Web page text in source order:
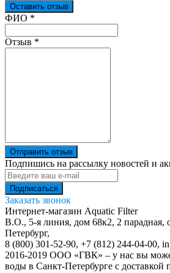
Оставить отзыв
Ваш отзыв был отправлен!
ФИО *
Отзыв *
Отправить отзыв
Подпишись на рассылку новостей и
Заказать звонок
Интернет-магазин Aquatic Filter
В.О., 5-я линия, дом 68к2, 2 парадная,
Петербург,
8 (800) 301-52-90, +7 (812) 244-04-00,
2016-2019 ООО «ГВК» – у нас вы
воды в Санкт-Петербурге с доставкой